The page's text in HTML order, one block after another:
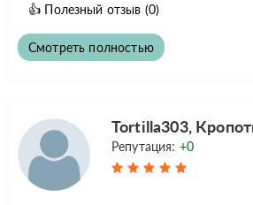
👍 Полезный отзыв (0)
Смотреть полностью
Tortilla303,
Репутация: +0